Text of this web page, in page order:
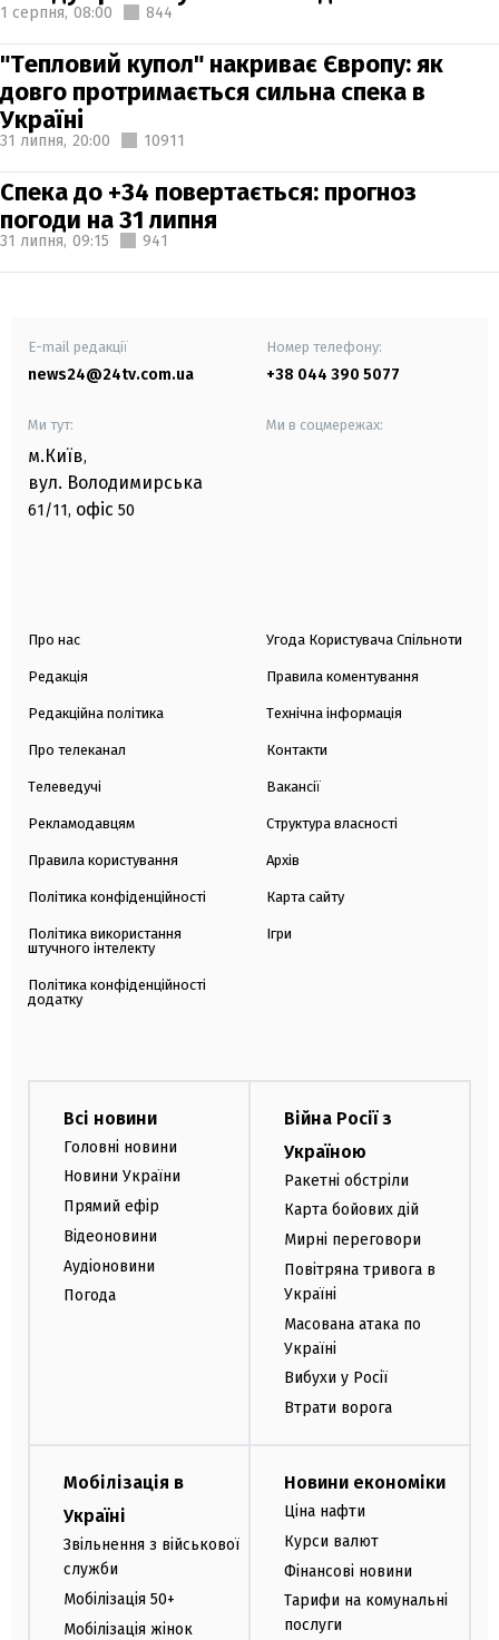
1 серпня, 08:00 844
"Тепловий купол" накриває Європу: як
довго протримається сильна спека в
Україні
31 липня, 20:00 10911
Спека до +34 повертається: прогноз
погоди на 31 липня
31 липня, 09:15 941
E-mail редакції
news24@24tv.com.ua
Номер телефону:
+38 044 390 5077
Ми тут:
м.Київ,
вул. Володимирська
61/11, офіс 50
Ми в соцмережах:
Про нас
Редакція
Редакційна політика
Про телеканал
Телеведучі
Рекламодавцям
Правила користування
Політика конфіденційності
Політика використання
штучного інтелекту
Політика конфіденційності
додатку
Угода Користувача Спільноти
Правила коментування
Технічна інформація
Контакти
Вакансії
Структура власності
Архів
Карта сайту
Ігри
Всі новини
Головні новини
Новини України
Прямий ефір
Відеоновини
Аудіоновини
Погода
Війна Росії з
Україною
Ракетні обстріли
Карта бойових дій
Мирні переговори
Повітряна тривога в
Україні
Масована атака по
Україні
Вибухи у Росії
Втрати ворога
Мобілізація в
Україні
Звільнення з військової
служби
Мобілізація 50+
Мобілізація жінок
Новини економіки
Ціна нафти
Курси валют
Фінансові новини
Тарифи на комунальні
послуги